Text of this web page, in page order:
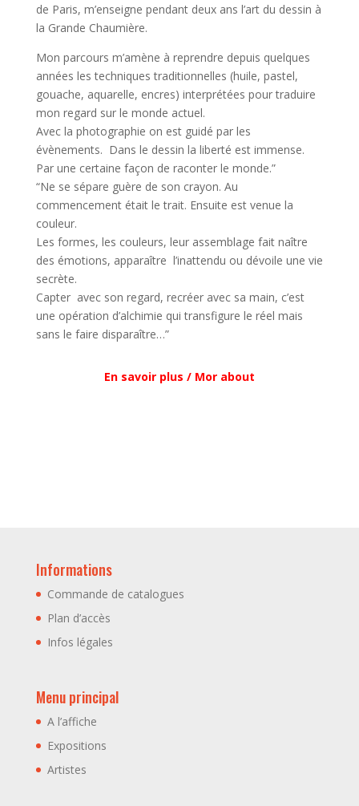
de Paris, m’enseigne pendant deux ans l’art du dessin à
la Grande Chaumière.
Mon parcours m’amène à reprendre depuis quelques
années les techniques traditionnelles (huile, pastel,
gouache, aquarelle, encres) interprétées pour traduire
mon regard sur le monde actuel.
Avec la photographie on est guidé par les
évènements. Dans le dessin la liberté est immense.
Par une certaine façon de raconter le monde.”
“Ne se sépare guère de son crayon. Au
commencement était le trait. Ensuite est venue la
couleur.
Les formes, les couleurs, leur assemblage fait naître
des émotions, apparaître l’inattendu ou dévoile une vie
secrète.
Capter avec son regard, recréer avec sa main, c’est
une opération d’alchimie qui transfigure le réel mais
sans le faire disparaître…”
En savoir plus / Mor about
Informations
Commande de catalogues
Plan d’accès
Infos légales
Menu principal
A l’affiche
Expositions
Artistes